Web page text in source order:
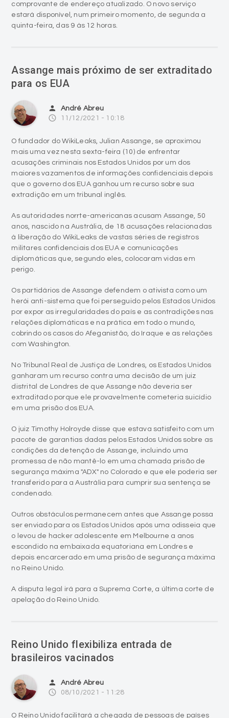
comprovante de endereço atualizado. O novo serviço
estará disponível, num primeiro momento, de segunda a
quinta-feira, das 9 às 12 horas.
Assange mais próximo de ser extraditado
para os EUA
person André Abreu
access_time 11/12/2021 - 10:18
O fundador do WikiLeaks, Julian Assange, se aproximou
mais uma vez nesta sexta-feira (10) de enfrentar
acusações criminais nos Estados Unidos por um dos
maiores vazamentos de informações confidenciais depois
que o governo dos EUA ganhou um recurso sobre sua
extradição em um tribunal inglês.
As autoridades norrte-americanas acusam Assange, 50
anos, nascido na Austrália, de 18 acusações relacionadas
à liberação do WikiLeaks de vastas séries de registros
militares confidenciais dos EUA e comunicações
diplomáticas que, segundo eles, colocaram vidas em
perigo.
Os partidários de Assange defendem o ativista como um
herói anti-sistema que foi perseguido pelos Estados Unidos
por expor as irregularidades do país e as contradições nas
relações diplomáticas e na prática em todo o mundo,
cobrindo os casos do Afeganistão, do Iraque e as relações
com Washington.
No Tribunal Real de Justiça de Londres, os Estados Unidos
ganharam um recurso contra uma decisão de um juiz
distrital de Londres de que Assange não deveria ser
extraditado porque ele provavelmente cometeria suicídio
em uma prisão dos EUA.
O juiz Timothy Holroyde disse que estava satisfeito com um
pacote de garantias dadas pelos Estados Unidos sobre as
condições da detenção de Assange, incluindo uma
promessa de não mantê-lo em uma chamada prisão de
segurança máxima "ADX" no Colorado e que ele poderia ser
transferido para a Austrália para cumprir sua sentença se
condenado.
Outros obstáculos permanecem antes que Assange possa
ser enviado para os Estados Unidos após uma odisseia que
o levou de hacker adolescente em Melbourne a anos
escondido na embaixada equatoriana em Londres e
depois encarcerado em uma prisão de segurança máxima
no Reino Unido.
A disputa legal irá para a Suprema Corte, a última corte de
apelação do Reino Unido.
Reino Unido flexibiliza entrada de
brasileiros vacinados
person André Abreu
access_time 08/10/2021 - 11:28
O Reino Unido facilitará a chegada de pessoas de países